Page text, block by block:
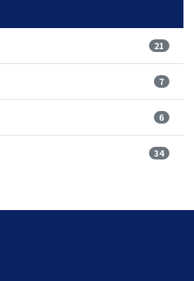
21
7
6
34